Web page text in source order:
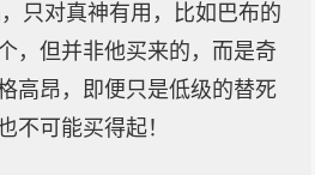
对真神有用，比如巴布的
，但并非他买来的，而是奇
高昂，即便只是低级的替死
不可能买得起！